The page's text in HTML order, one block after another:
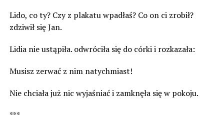
Lido, co ty? Czy z plakatu wpadłaś? Co on ci zrobił?
zdziwił się Jan.
Lidia nie ustąpiła. odwróciła się do córki i rozkazała:
Musisz zerwać z nim natychmiast!
Nie chciała już nic wyjaśniać i zamknęła się w pokoju.
***